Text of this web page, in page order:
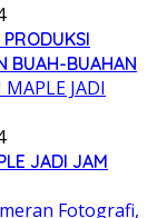
BUAH-BUAHAN
JADI JAM